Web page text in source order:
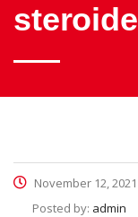
steroide
November 12, 2021
Posted by: admin